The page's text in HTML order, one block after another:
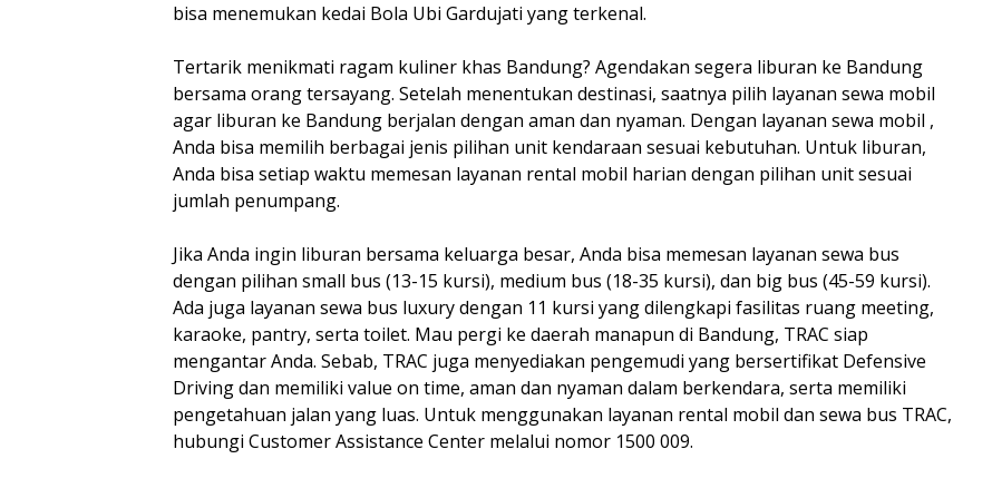
bisa menemukan kedai Bola Ubi Gardujati yang terkenal.
Tertarik menikmati ragam kuliner khas Bandung? Agendakan segera liburan ke Bandung
bersama orang tersayang. Setelah menentukan destinasi, saatnya pilih layanan sewa mobil
agar liburan ke Bandung berjalan dengan aman dan nyaman. Dengan layanan sewa mobil ,
Anda bisa memilih berbagai jenis pilihan unit kendaraan sesuai kebutuhan. Untuk liburan,
Anda bisa setiap waktu memesan layanan rental mobil harian dengan pilihan unit sesuai
jumlah penumpang.
Jika Anda ingin liburan bersama keluarga besar, Anda bisa memesan layanan sewa bus
dengan pilihan small bus (13-15 kursi), medium bus (18-35 kursi), dan big bus (45-59 kursi).
Ada juga layanan sewa bus luxury dengan 11 kursi yang dilengkapi fasilitas ruang meeting,
karaoke, pantry, serta toilet. Mau pergi ke daerah manapun di Bandung, TRAC siap
mengantar Anda. Sebab, TRAC juga menyediakan pengemudi yang bersertifikat Defensive
Driving dan memiliki value on time, aman dan nyaman dalam berkendara, serta memiliki
pengetahuan jalan yang luas. Untuk menggunakan layanan rental mobil dan sewa bus TRAC,
hubungi Customer Assistance Center melalui nomor 1500 009.